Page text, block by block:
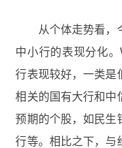
从个体走势看，今
中小行的表现分化
行表现较好，一类是
相关的国有大行和中
预期的个股，如民生
行等。相比之下，与